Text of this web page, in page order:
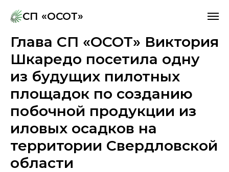
СП «ОСОТ»
СП «ОСОТ»
Глава СП «ОСОТ» Виктория
Шкаредо посетила одну
из будущих пилотных
площадок по созданию
побочной продукции из
иловых осадков на
территории Свердловской
области